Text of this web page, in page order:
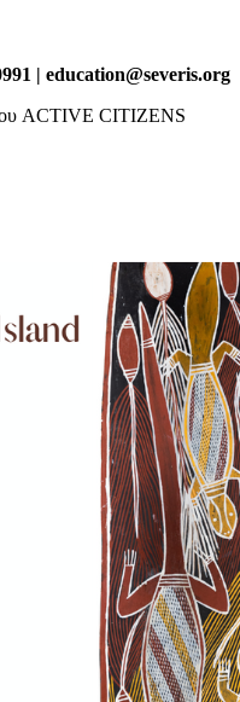
| education@severis.org
ACTIVE CITIZENS